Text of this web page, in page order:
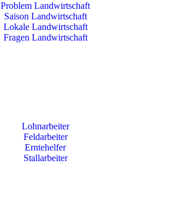
Problem Landwirtschaft
Saison Landwirtschaft
Lokale Landwirtschaft
Fragen Landwirtschaft
Lohnarbeiter
Feldarbeiter
Erntehelfer
Stallarbeiter